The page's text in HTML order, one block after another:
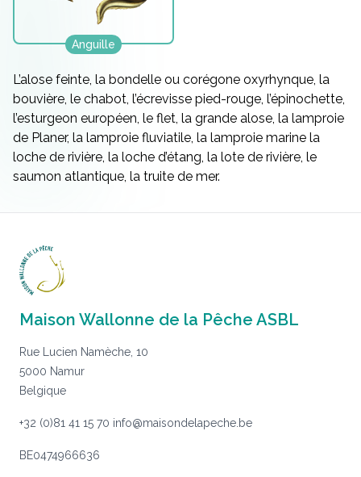
Anguille
L’alose feinte, la bondelle ou corégone oxyrhynque, la
bouvière, le chabot, l’écrevisse pied-rouge, l’épinochette,
l’esturgeon européen, le flet, la grande alose, la lamproie
de Planer, la lamproie fluviatile, la lamproie marine la
loche de rivière, la loche d’étang, la lote de rivière, le
saumon atlantique, la truite de mer.
Maison Wallonne de la Pêche ASBL
Rue Lucien Namèche, 10
5000 Namur
Belgique
+32 (0)81 41 15 70 info@maisondelapeche.be
BE0474966636